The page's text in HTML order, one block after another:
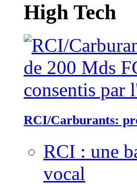
High Tech
RCI/Carburants:
RCI : une
vocal